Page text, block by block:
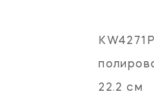
22.2 см